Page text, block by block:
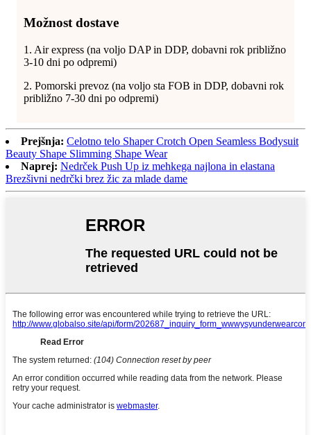
Možnost dostave
1. Air express (na voljo DAP in DDP, dobavni rok približno
3-10 dni po odpremi)
2. Pomorski prevoz (na voljo sta FOB in DDP, dobavni rok
približno 7-30 dni po odpremi)
Prejšnja: Celotno telo Shaper Crotch Open Seamless Bodysuit
Beauty Shape Slimming Shape Wear
Naprej: Nedrček Push Up iz mehkega najlona in elastana
Brezšivni nedrčki brez žic za mlade dame